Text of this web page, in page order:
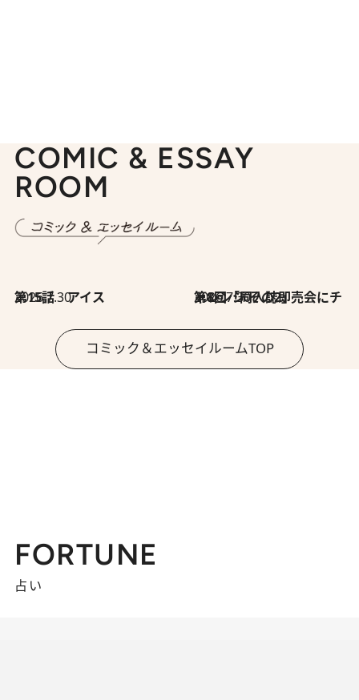
COMIC & ESSAY
ROOM
2026.7.30
第15話 アイス 2026.7.30
第8回「同人誌即売会にチャレンジ その2」
コミック＆エッセイルームTOP
FORTUNE
占い